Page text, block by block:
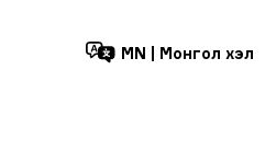
MN Монгол хэл